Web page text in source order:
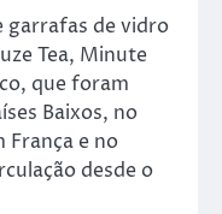
garrafas de vidro
Tea, Minute
que foram
Baixos, no
França e no
desde o